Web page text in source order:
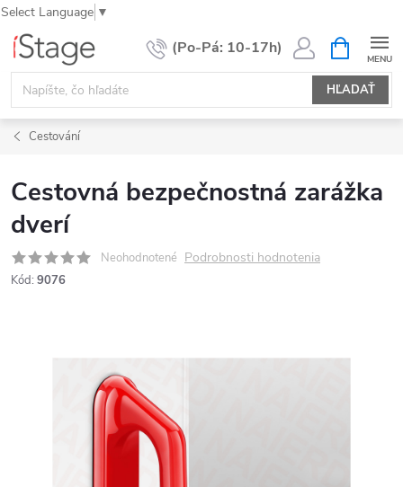
Select Language ▼
Prejsť
obsah
HĽADAŤ
KOŠÍK
Cestování
Cestovná bezpečnostná zarážka
dverí
Neohodnotené Podrobnosti hodnotenia
Kód: 9076